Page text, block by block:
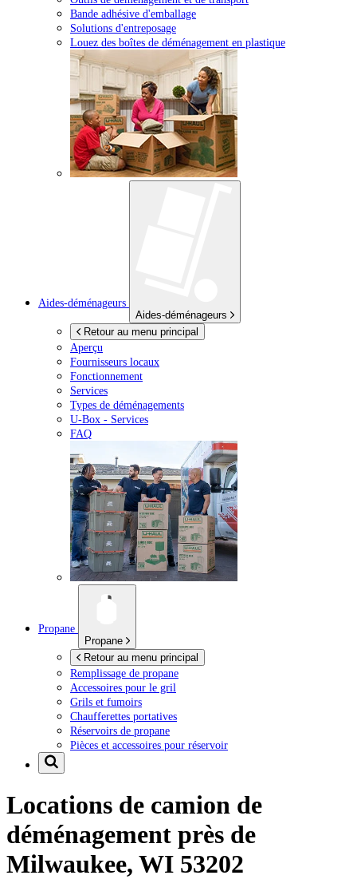
Bande adhésive d'emballage
Solutions d'entreposage
Louez des boîtes de déménagement en plastique
Aides-déménageurs
Aides-déménageurs
Retour au menu principal
Aperçu
Fournisseurs locaux
Fonctionnement
Services
Types de déménagements
U-Box - Services
FAQ
Propane
Propane
Retour au menu principal
Remplissage de propane
Accessoires pour le gril
Grils et fumoirs
Chaufferettes portatives
Réservoirs de propane
Pièces et accessoires pour réservoir
Locations de camion de
déménagement près de
Milwaukee, WI 53202